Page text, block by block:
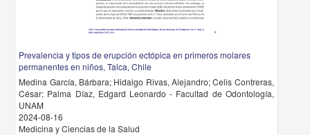
Prevalencia y tipos de erupción ectópica en primeros molares
permanentes en niños, Talca, Chile
Medina García, Bárbara; Hidalgo Rivas, Alejandro; Celis Contreras,
César; Palma Díaz, Edgard Leonardo - Facultad de Odontología,
UNAM
2024-08-16
Medicina y Ciencias de la Salud